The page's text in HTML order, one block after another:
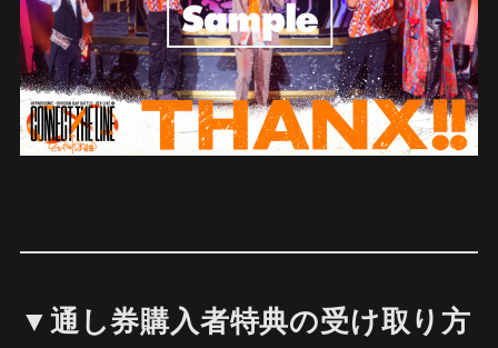
▼通し券購入者特典の受け取り方